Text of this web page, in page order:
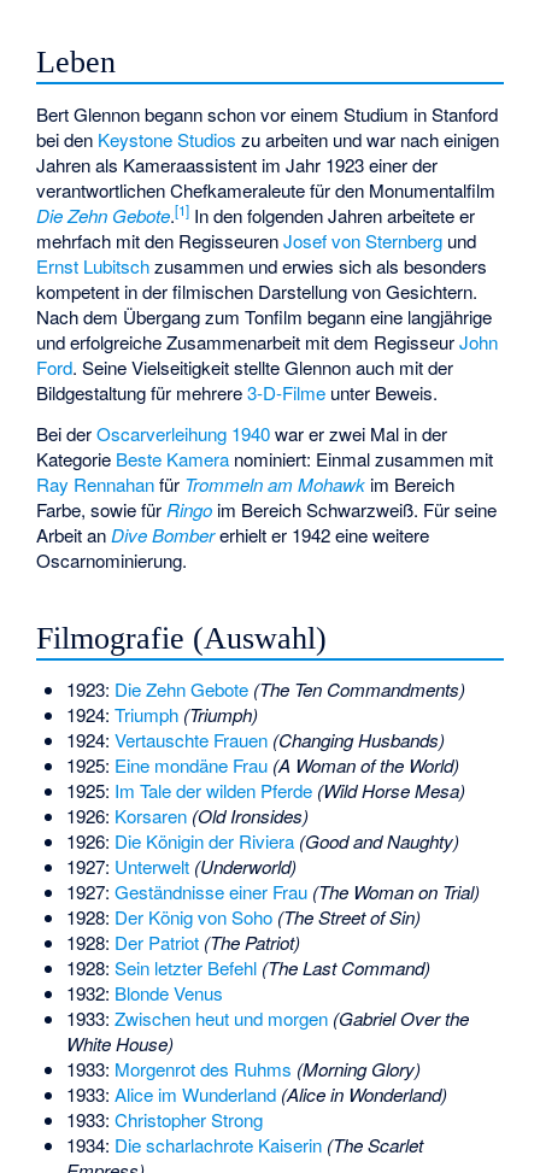
Leben
Bert Glennon begann schon vor einem Studium in Stanford
bei den Keystone Studios zu arbeiten und war nach einigen
Jahren als Kameraassistent im Jahr 1923 einer der
verantwortlichen Chefkameraleute für den Monumentalfilm
Die Zehn Gebote.[1] In den folgenden Jahren arbeitete er
mehrfach mit den RegisseurenJosef von Sternberg und
Ernst Lubitschzusammen und erwies sich als besonders
kompetent in der filmischen Darstellung von Gesichtern.
Nach dem Übergang zum Tonfilm begann eine langjährige
und erfolgreiche Zusammenarbeit mit dem RegisseurJohn
Ford. Seine Vielseitigkeit stellte Glennon auch mit der
Bildgestaltung für mehrere3-D-Filme unter Beweis.
Bei derOscarverleihung 1940war er zwei Mal in der
Kategorie Beste Kamera nominiert: Einmal zusammen mit
Ray Rennahanfür Trommeln am Mohawk im Bereich
Farbe, sowie fürRingo im Bereich Schwarzweiß. Für seine
Arbeit anDive Bombererhielt er 1942 eine weitere
Oscarnominierung.
Filmografie (Auswahl)
1923: Die Zehn Gebote (The Ten Commandments)
1924: Triumph (Triumph)
1924: Vertauschte Frauen (Changing Husbands)
1925: Eine mondäne Frau (A Woman of the World)
1925: Im Tale der wilden Pferde (Wild Horse Mesa)
1926: Korsaren (Old Ironsides)
1926: Die Königin der Riviera (Good and Naughty)
1927: Unterwelt (Underworld)
1927: Geständnisse einer Frau (The Woman on Trial)
1928: Der König von Soho (The Street of Sin)
1928: Der Patriot (The Patriot)
1928: Sein letzter Befehl (The Last Command)
1932: Blonde Venus
1933: Zwischen heut und morgen (Gabriel Over the
White House)
1933: Morgenrot des Ruhms (Morning Glory)
1933: Alice im Wunderland (Alice in Wonderland)
1933: Christopher Strong
1934: Die scharlachrote Kaiserin (The Scarlet